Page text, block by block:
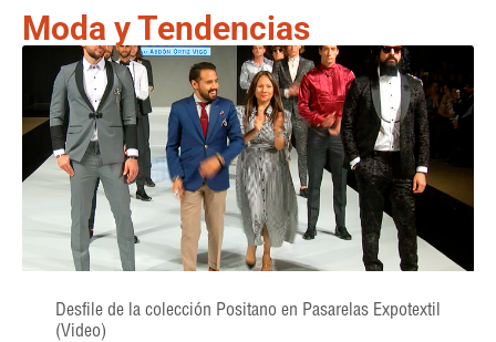
Moda y Tendencias
Desfile de la colección Positano en Pasarelas Expotextil
(Video)